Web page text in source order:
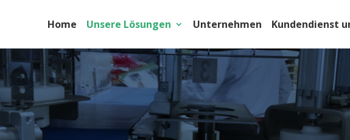
Home Unsere Lösungen Unternehmen Kundendienst